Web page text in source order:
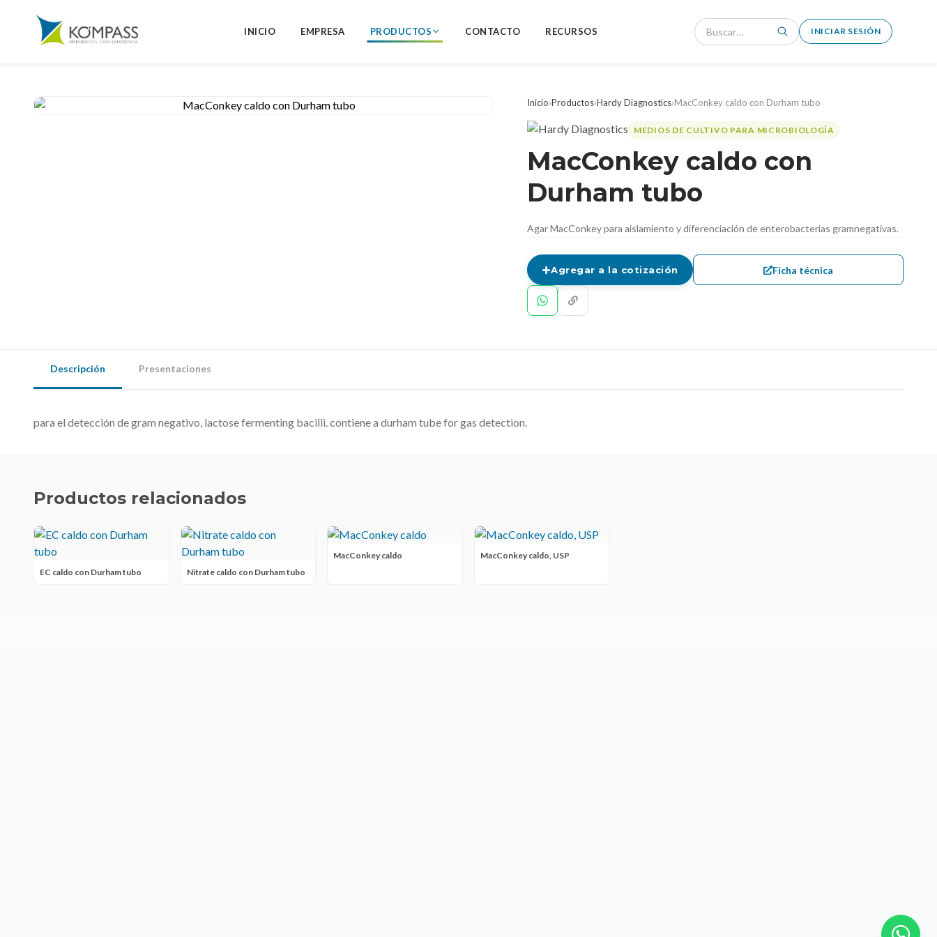
INICIO EMPRESA PRODUCTOS CONTACTO RECURSOS INICIAR SESIÓN
Inicio›Productos›Hardy Diagnostics›MacConkey caldo con Durham tubo
MEDIOS DE CULTIVO PARA MICROBIOLOGÍA
MacConkey caldo con
Durham tubo
Agar MacConkey para aislamiento y diferenciación de enterobacterias gramnegativas.
Agregar a la cotización Ficha técnica
Descripción Presentaciones
para el detección de gram negativo, lactose fermenting bacilli. contiene a durham tube for gas detection.
Productos relacionados
EC caldo con Durham tubo Nitrate caldo con Durham tubo
MacConkey caldo MacConkey caldo, USP